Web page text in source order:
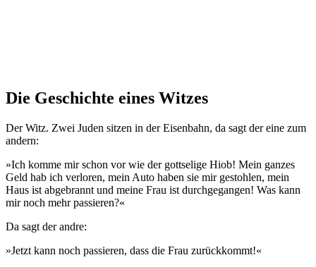
Die Geschichte eines Witzes
Der Witz. Zwei Juden sitzen in der Eisenbahn, da sagt der eine zum
andern:
»Ich komme mir schon vor wie der gottselige Hiob! Mein ganzes
Geld hab ich verloren, mein Auto haben sie mir gestohlen, mein
Haus ist abgebrannt und meine Frau ist durchgegangen! Was kann
mir noch mehr passieren?«
Da sagt der andre:
»Jetzt kann noch passieren, dass die Frau zurückkommt!«